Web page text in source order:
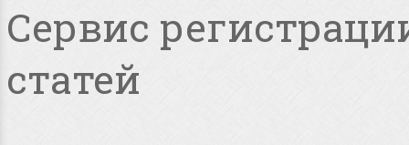
Сервис
статей